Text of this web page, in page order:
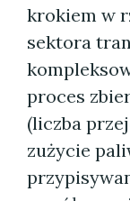
krokiem w
sektora
proces
(liczba
zużycie